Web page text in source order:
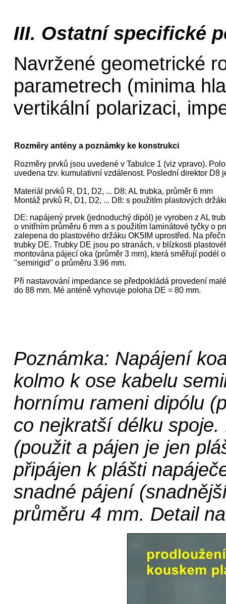
III. Ostatní specifické
Navržené geometrické
parametrech (minima
vertikální polarizaci,
Rozměry antény a poznámky ke konstrukci
Rozměry prvků jsou uvedené v Tabulce 1 (viz vpravo).
uvedena tzv. kumulativní vzdálenost. Poslední direktor D8
Materiál prvků R, D1, D2, ... D8: AL trubka, průměr 6 mm
Montáž prvků R, D1, D2, ... D8: s použitím plastových
DE: napájený prvek (jednoduchý dipól) je vyroben z AL
o vnitřním průměru 6 mm a s použitím laminátové tyčky o
zalepena do plastového držáku OK5IM uprostřed. Na
trubky DE. Trubky DE jsou po stranách, v blízkosti
montována pájecí oka (průměr 3 mm), která směřují
"semirigid" o průměru 3.96 mm.
Při nastavování impedance se předpokládá provedení
do 88 mm. Mé anténě vyhovuje poloha DE = 80 mm.
Poznámka: Napájení
kolmo k ose kabelu
hornímu rameni dipólu
co nejkratší délku
(použit a pájen je jen
připájen k plášti
snadné pájení
průměru 4 mm. Detail